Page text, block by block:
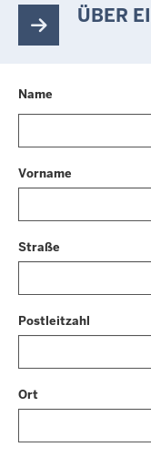
ÜBER
Name
Vorname
Straße
Postleitzahl
Ort